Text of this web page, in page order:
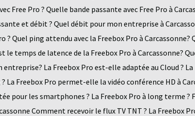
Free Pro ? Quelle bande passante avec Free Pro à
et débit ? Quel débit pour mon entreprise à
? Quel ping attendu avec la Freebox Pro à Carcassonne?
le temps de latence de la Freebox Pro à Carcassonne?
entreprise? La Freebox Pro est-elle adaptée au Cloud ?
La Freebox Pro permet-elle la vidéo conférence HD à
pour les smartphones ? La Freebox Pro à long terme ?
Comment recevoir le flux TV TNT ? La Freebox